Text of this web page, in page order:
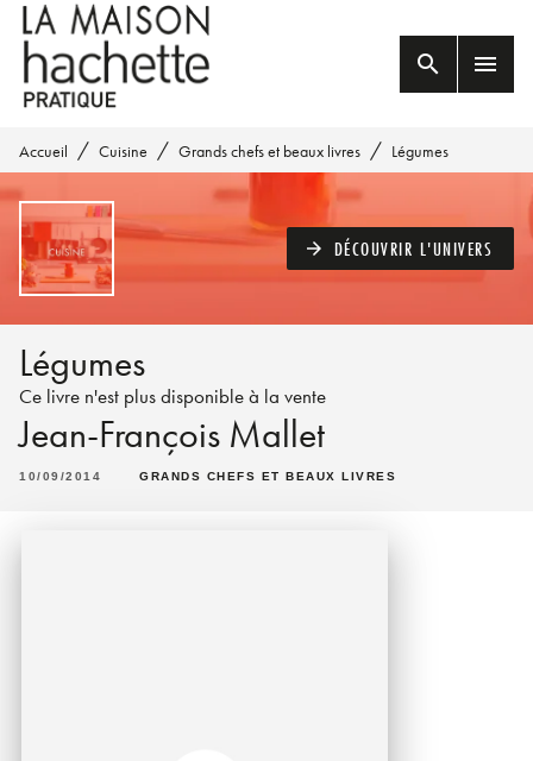
MENU RECHERCHE
PIED DE PAGE
search menu
Accueil / Cuisine / Grands chefs et beaux livres / Légumes
arrow_forward DÉCOUVRIR L'UNIVERS
Légumes
Ce livre n'est plus disponible à la vente
Jean-François Mallet
10/09/2014 GRANDS CHEFS ET BEAUX LIVRES